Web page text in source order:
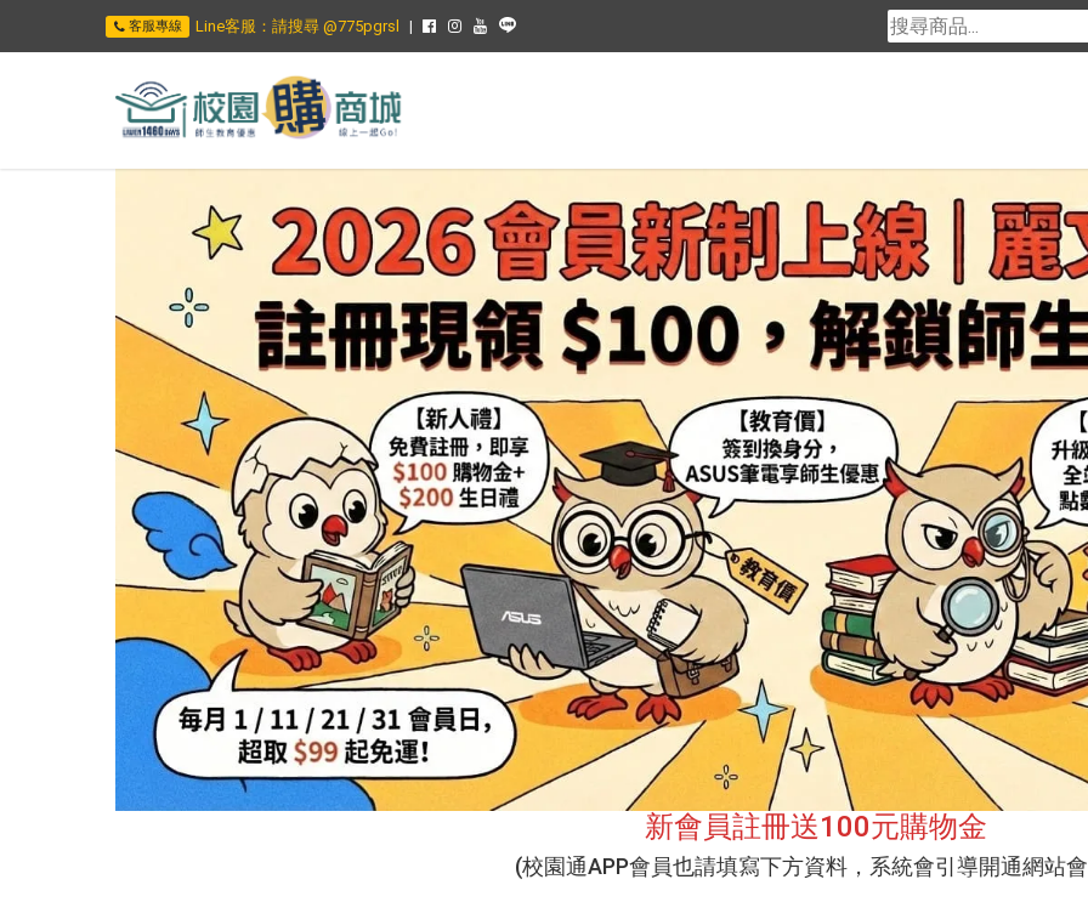
客服專線 Line客服：請搜尋 @775pgrsl
新會員註冊送100元購物金
(校園通APP會員也請填寫下方資料，系統會引導開通網站